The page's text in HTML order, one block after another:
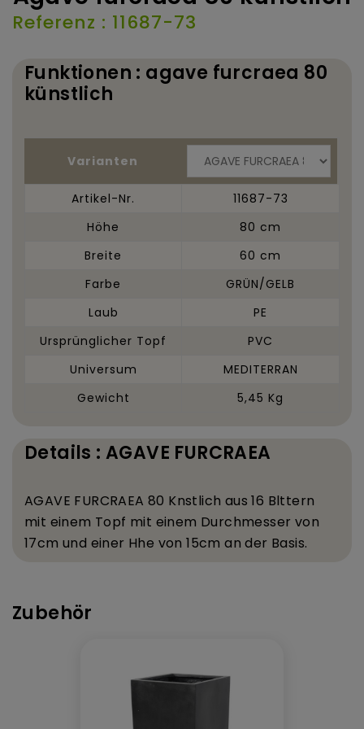
Referenz : 11687-73
Funktionen : agave furcraea 80
künstlich
Varianten
Artikel-Nr.
11687-73
Höhe
80 cm
Breite
60 cm
Farbe
GRÜN/GELB
Laub
PE
Ursprünglicher Topf
PVC
Universum
MEDITERRAN
Gewicht
5,45 Kg
Details : AGAVE FURCRAEA
AGAVE FURCRAEA 80 Knstlich aus 16 Blttern
mit einem Topf mit einem Durchmesser von
17cm und einer Hhe von 15cm an der Basis.
Zubehör